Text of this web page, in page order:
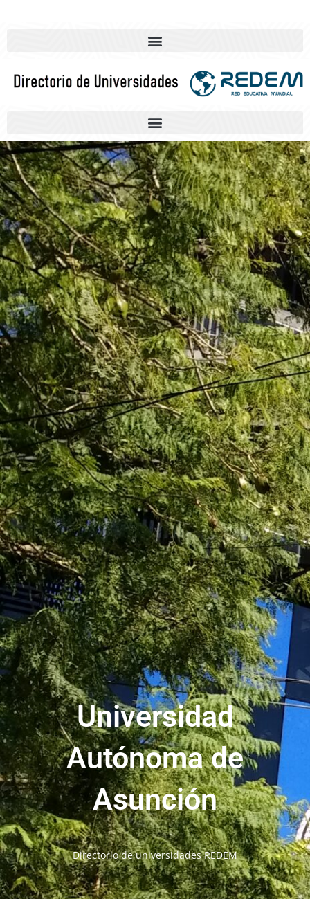
Universidad
Autónoma de
Asunción
Directorio de universidades REDEM